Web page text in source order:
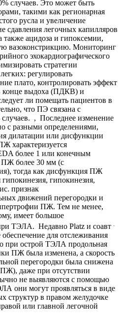
случаев. Это может быть
такими как регионарная
русла и увеличение
сдавления легочных капилляров
ацидоза и гипоксемии,
вазоконстрикцию. Мониторинг
эхокардиографического
стратегии
регулировать
плато, контролировать эффект
конце выдоха (ПДКВ) и
ли помещать пациентов в
что ПЭ связана с
, Последнее изменение
с разными определениями,
дилатации или дисфункции
характеризуется
более 1 или конечным
ПЖ более 30 мм (с
тогда как дисфункция ПЖ
гипокинезия, гипокинезия,
признак
движений перегородки и
ПЖ. Тем не менее,
имеет большое
ТЭЛА. Недавно Platz и соавт
для отслеживания
при острой ТЭЛА продольная
ПЖ была изменена, а скорость
перегородки была снижена
ПЖ), даже при отсутствии
не выявляются с помощью
они могут проявляться в виде
структур в правом желудочке
или главной легочной